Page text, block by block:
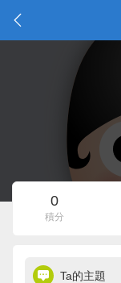
0
積分
Ta的主題